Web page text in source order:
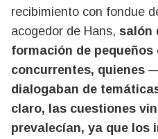
recibimiento con fondue
acogedor de Hans, salón
formación de
concurrentes, quienes
dialogaban de
claro, las cuestiones
prevalecían, ya que los